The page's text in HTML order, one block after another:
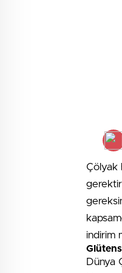
Çölyak
indirim
Dünya